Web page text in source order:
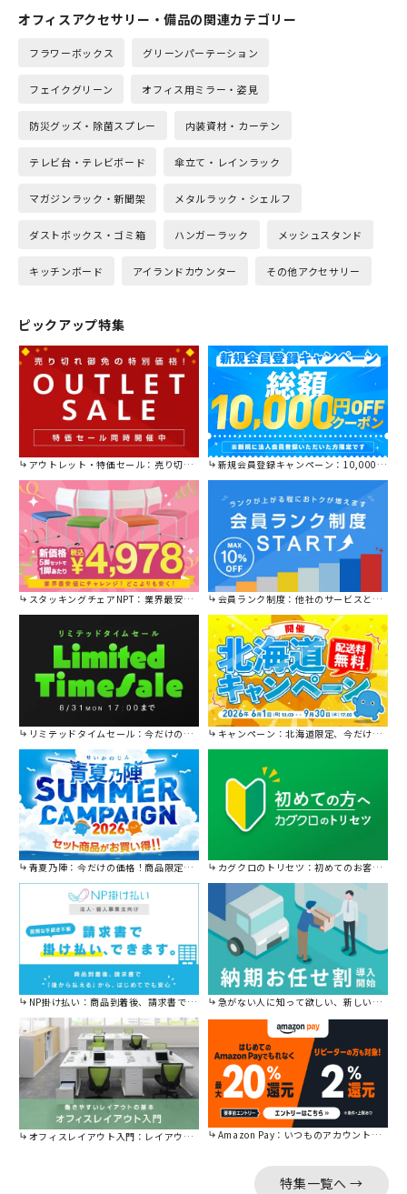
オフィスアクセサリー・備品の関連カテゴリー
フラワーボックス グリーンパーテーション
フェイクグリーン オフィス用ミラー・姿見
防災グッズ・除菌スプレー 内装資材・カーテン
テレビ台・テレビボード 傘立て・レインラック
マガジンラック・新聞架 メタルラック・シェルフ
ダストボックス・ゴミ箱 ハンガーラック メッシュスタンド
キッチンボード アイランドカウンター その他アクセサリー
ピックアップ特集
アウトレット・特価セール：売り切れ御免の特別価格！ 新規会員登録キャンペーン：10,000円OFFクーポン進呈中！
スタッキングチェアNPT：業界最安値に挑戦！ 会員ランク制度：他社のサービスと比較してください。
リミテッドタイムセール：今だけの限定セール。 キャンペーン：北海道限定、今だけ送料無料！
青夏乃陣：今だけの価格！商品限定セール開催中です。 カグクロのトリセツ：初めてのお客様はこちら。
NP掛け払い：商品到着後、請求書で後から払えます。 急がない人に知って欲しい、新しい割引を始めました。
オフィスレイアウト入門：レイアウトの基本をご紹介。 Amazon Pay：いつものアカウントで簡単に決済可能。
特集一覧へ →